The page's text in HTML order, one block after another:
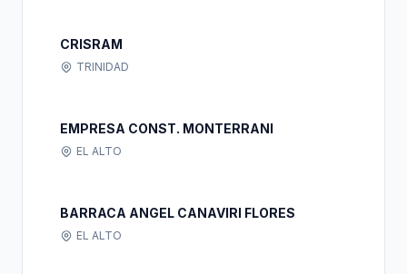
CRISRAM
TRINIDAD
EMPRESA CONST. MONTERRANI
EL ALTO
BARRACA ANGEL CANAVIRI FLORES
EL ALTO